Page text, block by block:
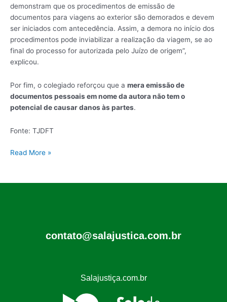
demonstram que os procedimentos de emissão de
documentos para viagens ao exterior são demorados e devem
ser iniciados com antecedência. Assim, a demora no início dos
procedimentos pode inviabilizar a realização da viagem, se ao
final do processo for autorizada pelo Juízo de origem”,
explicou.
Por fim, o colegiado reforçou que a mera emissão de
documentos pessoais em nome da autora não tem o
potencial de causar danos às partes.
Fonte: TJDFT
Read More »
contato@salajustica.com.br
Salajustiça.com.br